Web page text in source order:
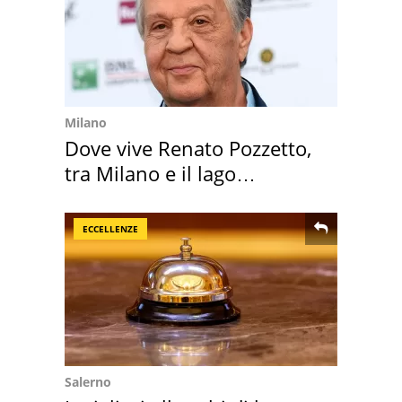
Milano
Dove vive Renato Pozzetto,
tra Milano e il lago
ECCELLENZE
Salerno